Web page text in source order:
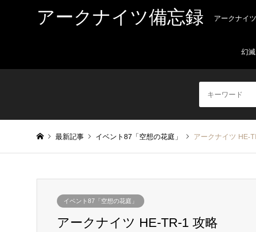
アークナイツ備忘録 アークナイ
幻滅
最新記事 イベント87「空想の花庭」 アークナイツ HE-
イベント87「空想の花庭」
アークナイツ HE-TR-1 攻略